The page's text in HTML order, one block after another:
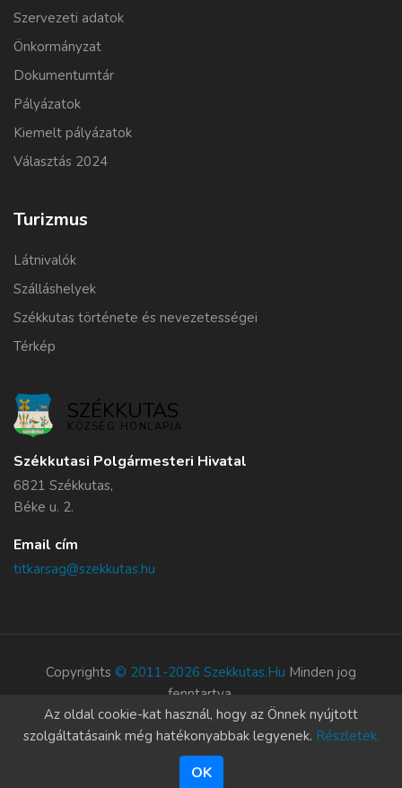
Szervezeti adatok
Önkormányzat
Dokumentumtár
Pályázatok
Kiemelt pályázatok
Választás 2024
Turizmus
Látnivalók
Szálláshelyek
Székkutas története és nevezetességei
Térkép
SZÉKKUTAS
KÖZSÉG HONLAPJA
Székkutasi Polgármesteri Hivatal
6821 Székkutas,
Béke u. 2.
Email cím
titkarsag@szekkutas.hu
Copyrights © 2011-2026 Szekkutas.hu Minden jog
fenntartva.
Süti szabályzat
Az oldal cookie-kat használ, hogy az Önnek nyújtott
szolgáltatásaink még hatékonyabbak legyenek. Részletek.
OK